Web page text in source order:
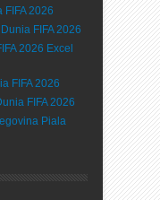
FIFA 2026
FIFA 2026
2026 Excel
FIFA 2026
FIFA 2026
Piala